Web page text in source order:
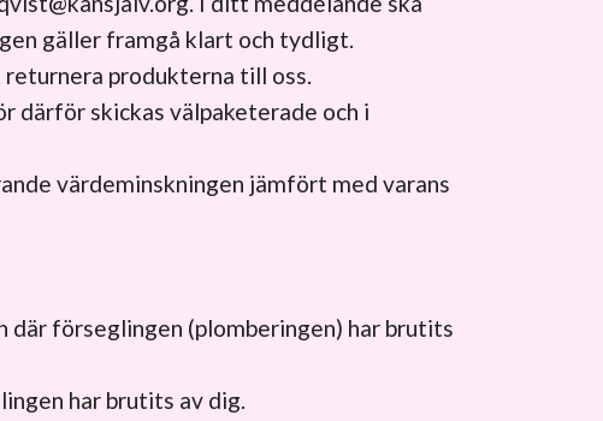
gäller framgå klart och tydligt.
produkterna till oss.
därför skickas välpaketerade och i
värdeminskningen jämfört med varans
där förseglingen (plomberingen) har brutits
har brutits av dig.